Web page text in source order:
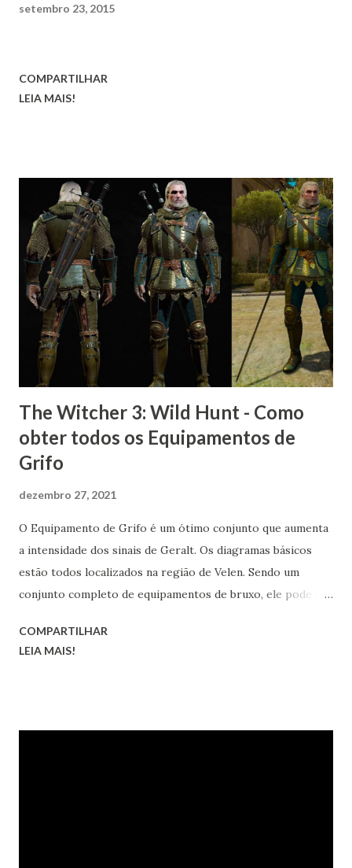
setembro 23, 2015
COMPARTILHAR
LEIA MAIS!
The Witcher 3: Wild Hunt - Como
obter todos os Equipamentos de
Grifo
dezembro 27, 2021
O Equipamento de Grifo é um ótimo conjunto que aumenta
a intensidade dos sinais de Geralt. Os diagramas básicos
estão todos localizados na região de Velen. Sendo um
conjunto completo de equipamentos de bruxo, ele pode ser
e grão-mestre.
COMPARTILHAR
LEIA MAIS!